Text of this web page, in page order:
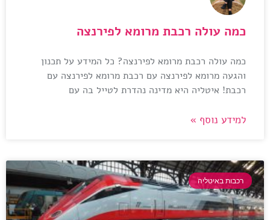
כמה עולה רכבת מרומא לפירנצה
כמה עולה רכבת מרומא לפירנצה? כל המידע על תכנון
והגעה מרומא לפירנצה עם רכבת מרומא לפירנצה עם
רכבת! איטליה היא מדינה נהדרת לטייל בה עם
למידע נוסף »
רכבות באיטליה